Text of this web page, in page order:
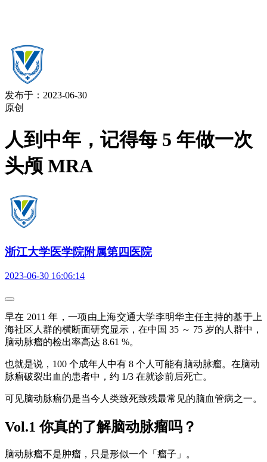
发布于：2023-06-30
原创
人到中年，记得每 5 年做一次
头颅 MRA
浙江大学医学院附属第四医院
2023-06-30 16:06:14
早在 2011 年，一项由上海交通大学李明华主任主持的基于上
海社区人群的横断面研究显示，在中国 35 ～ 75 岁的人群中，
脑动脉瘤的检出率高达 8.61 %。
也就是说，100 个成年人中有 8 个人可能有脑动脉瘤。在脑动
脉瘤破裂出血的患者中，约 1/3 在就诊前后死亡。
可见脑动脉瘤仍是当今人类致死致残最常见的脑血管病之一。
Vol.1 你真的了解脑动脉瘤吗？
脑动脉瘤不是肿瘤，只是形似一个「瘤子」。